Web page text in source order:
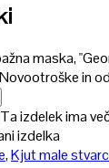
Novootroške in
Ta izdelek ima
izdelka
,Kjut male